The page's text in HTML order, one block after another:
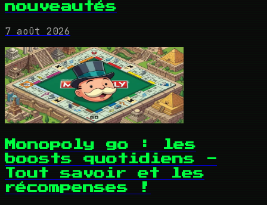
nouveautés
7 août 2026
Monopoly go : les
boosts quotidiens -
Tout savoir et les
récompenses !